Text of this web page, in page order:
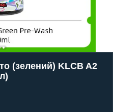
(зелений) KLCB A2